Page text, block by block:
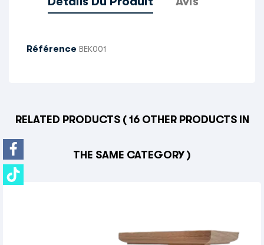
Référence BEK001
RELATED PRODUCTS ( 16 OTHER PRODUCTS IN
THE SAME CATEGORY )